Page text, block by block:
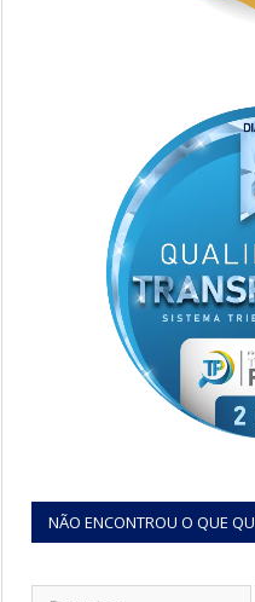
NÃO ENCONTROU O QUE